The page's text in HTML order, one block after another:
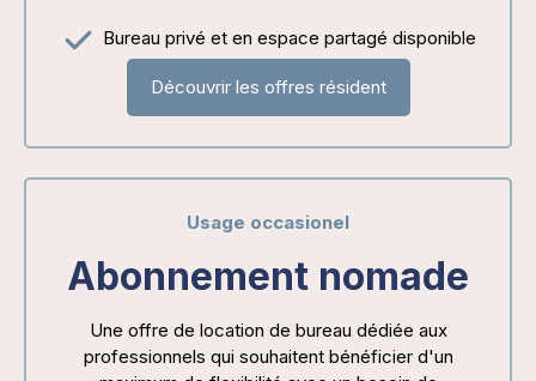
Bureau privé et en espace partagé disponible
Découvrir les offres résident
Usage occasionel
Abonnement nomade
Une offre de location de bureau dédiée aux
professionnels qui souhaitent bénéficier d'un